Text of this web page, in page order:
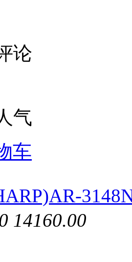
论
气
车
14160.00